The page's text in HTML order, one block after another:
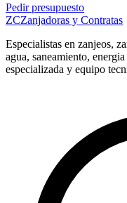
Pedir presupuesto
ZCZanjadoras y Contratas
Especialistas en zanjeos,
agua, saneamiento,
especializada y equipo